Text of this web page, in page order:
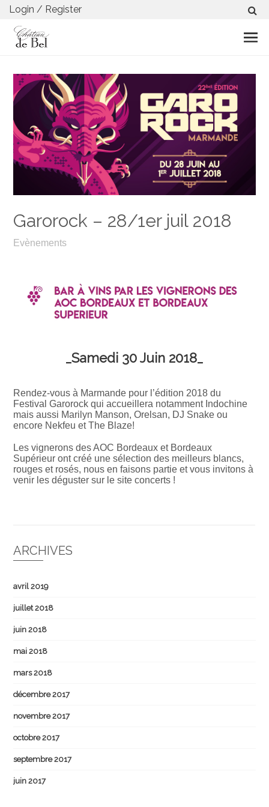
Login / Register
Garorock – 28/1er juil 2018
Evènements
_Samedi 30 Juin 2018_
Rendez-vous à Marmande pour l’édition 2018 du
Festival Garorock qui accueillera notamment Indochine
mais aussi Marilyn Manson, Orelsan, DJ Snake ou
encore Nekfeu et The Blaze!
Les vignerons des AOC Bordeaux et Bordeaux
Supérieur ont créé une sélection des meilleurs blancs,
rouges et rosés, nous en faisons partie et vous invitons à
venir les déguster sur le site concerts !
ARCHIVES
avril 2019
juillet 2018
juin 2018
mai 2018
mars 2018
décembre 2017
novembre 2017
octobre 2017
septembre 2017
juin 2017